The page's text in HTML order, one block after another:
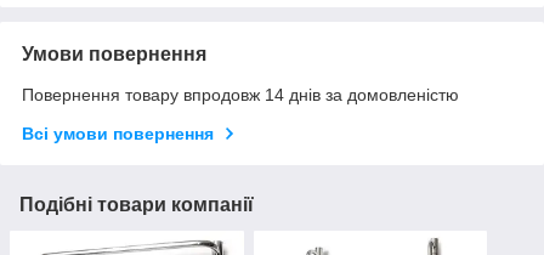
Умови повернення
Повернення товару впродовж 14 днів за домовленістю
Всі умови повернення
Подібні товари компанії